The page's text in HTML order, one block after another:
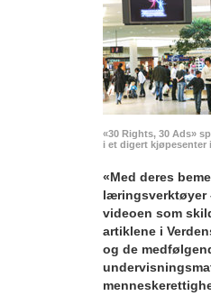
«30 Rights, 30 Ads»
i et digert kjøpesenter
«Med deres
læringsverktøyer
videoen som
artiklene i
og de